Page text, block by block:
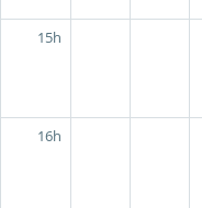
15h
16h